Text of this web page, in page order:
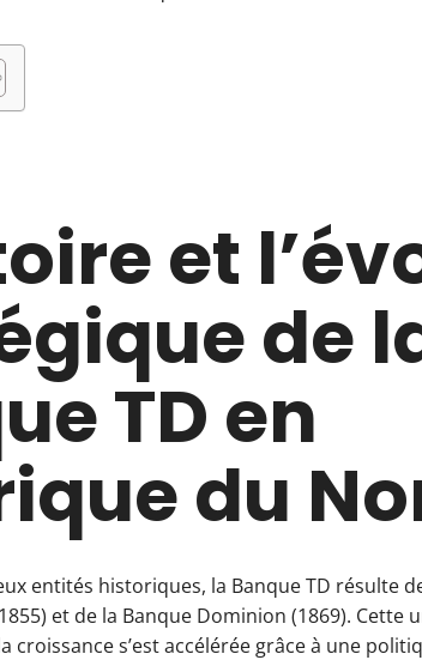
et
de
TD en
du
entités historiques, la Banque TD résulte
et de la Banque Dominion (1869). Cette
s’est accélérée grâce à une